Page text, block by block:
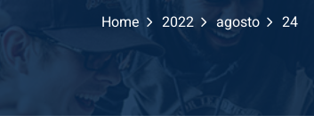
Home 2022 agosto 24